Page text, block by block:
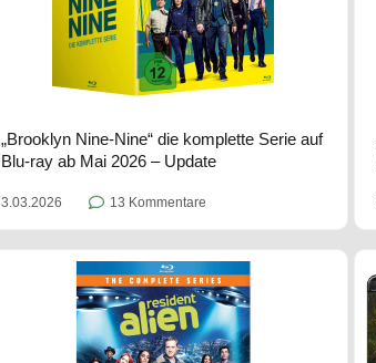
„Brooklyn Nine-Nine“ die komplette Serie auf
Blu-ray ab Mai 2026 – Update
3.03.2026 13 Kommentare